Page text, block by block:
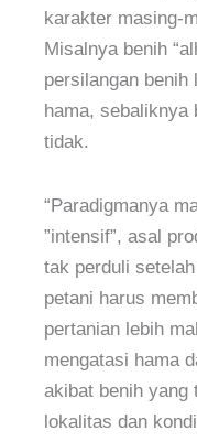
karakter masing-
Misalnya benih
persilangan
hama, sebaliknya
tidak.
“Paradigmanya
”intensif”, asal
tak perduli
petani harus
pertanian lebih
mengatasi hama
akibat benih yang
lokalitas dan